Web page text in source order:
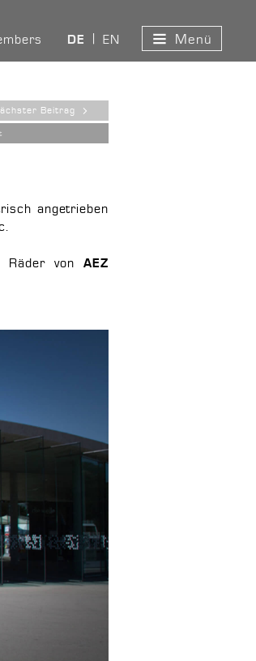
DE EN Menü
Beitrag
angetrieben
Räder vonAEZ